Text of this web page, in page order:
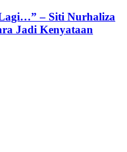
– Siti Nurhaliza
Jadi Kenyataan